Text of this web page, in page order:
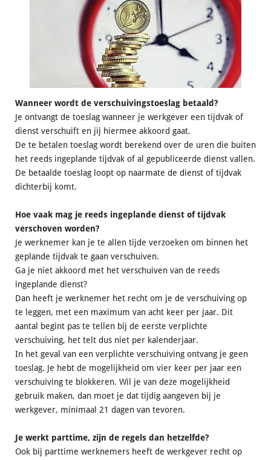
Wanneer wordt de verschuivingstoeslag betaald?
Je ontvangt de toeslag wanneer je werkgever een tijdvak of
dienst verschuift en jij hiermee akkoord gaat.
De te betalen toeslag wordt berekend over de uren die buiten
het reeds ingeplande tijdvak of al gepubliceerde dienst vallen.
De betaalde toeslag loopt op naarmate de dienst of tijdvak
dichterbij komt.
Hoe vaak mag je reeds ingeplande dienst of tijdvak
verschoven worden?
Je werknemer kan je te allen tijde verzoeken om binnen het
geplande tijdvak te gaan verschuiven.
Ga je niet akkoord met het verschuiven van de reeds
ingeplande dienst?
Dan heeft je werknemer het recht om je de verschuiving op
te leggen, met een maximum van acht keer per jaar. Dit
aantal begint pas te tellen bij de eerste verplichte
verschuiving, het telt dus niet per kalenderjaar.
In het geval van een verplichte verschuiving ontvang je geen
toeslag. Je hebt de mogelijkheid om vier keer per jaar een
verschuiving te blokkeren. Wil je van deze mogelijkheid
gebruik maken, dan moet je dat tijdig aangeven bij je
werkgever, minimaal 21 dagen van tevoren.
Je werkt parttime, zijn de regels dan hetzelfde?
Ook bij parttime werknemers heeft de werkgever recht op